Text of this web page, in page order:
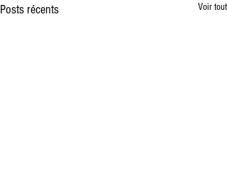
Posts récents Voir tout